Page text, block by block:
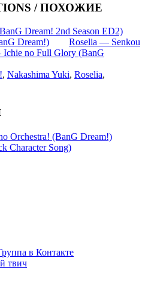
/ ПОХОЖИЕ
Dream! 2nd Season ED2)
Dream!)
Roselia — Senkou
no Full Glory (BanG
, Nakashima Yuki, Roselia,
Orchestra! (BanG Dream!)
Character Song)